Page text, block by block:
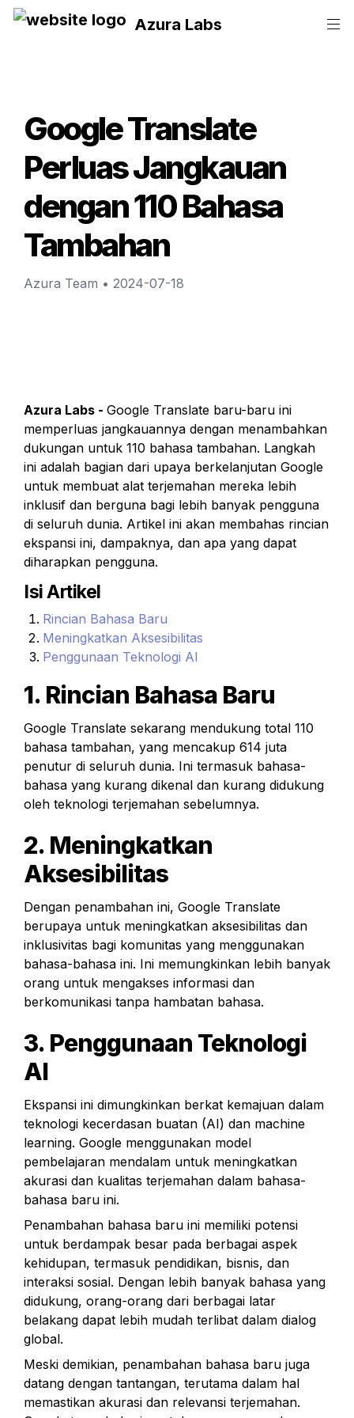
Azura Labs
Google Translate
Perluas Jangkauan
dengan 110 Bahasa
Tambahan
Azura Team • 2024-07-18
Azura Labs - Google Translate baru-baru ini
memperluas jangkauannya dengan menambahkan
dukungan untuk 110 bahasa tambahan. Langkah
ini adalah bagian dari upaya berkelanjutan Google
untuk membuat alat terjemahan mereka lebih
inklusif dan berguna bagi lebih banyak pengguna
di seluruh dunia. Artikel ini akan membahas rincian
ekspansi ini, dampaknya, dan apa yang dapat
diharapkan pengguna.
Isi Artikel
Rincian Bahasa Baru
Meningkatkan Aksesibilitas
Penggunaan Teknologi AI
1. Rincian Bahasa Baru
Google Translate sekarang mendukung total 110
bahasa tambahan, yang mencakup 614 juta
penutur di seluruh dunia. Ini termasuk bahasa-
bahasa yang kurang dikenal dan kurang didukung
oleh teknologi terjemahan sebelumnya.
2. Meningkatkan
Aksesibilitas
Dengan penambahan ini, Google Translate
berupaya untuk meningkatkan aksesibilitas dan
inklusivitas bagi komunitas yang menggunakan
bahasa-bahasa ini. Ini memungkinkan lebih banyak
orang untuk mengakses informasi dan
berkomunikasi tanpa hambatan bahasa.
3. Penggunaan Teknologi
AI
Ekspansi ini dimungkinkan berkat kemajuan dalam
teknologi kecerdasan buatan (AI) dan machine
learning. Google menggunakan model
pembelajaran mendalam untuk meningkatkan
akurasi dan kualitas terjemahan dalam bahasa-
bahasa baru ini.
Penambahan bahasa baru ini memiliki potensi
untuk berdampak besar pada berbagai aspek
kehidupan, termasuk pendidikan, bisnis, dan
interaksi sosial. Dengan lebih banyak bahasa yang
didukung, orang-orang dari berbagai latar
belakang dapat lebih mudah terlibat dalam dialog
global.
Meski demikian, penambahan bahasa baru juga
datang dengan tantangan, terutama dalam hal
memastikan akurasi dan relevansi terjemahan.